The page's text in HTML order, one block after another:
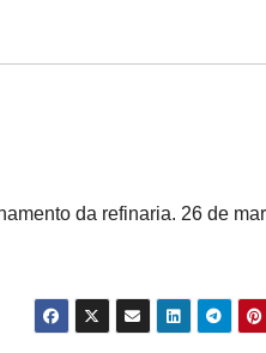
da refinaria. 26 de